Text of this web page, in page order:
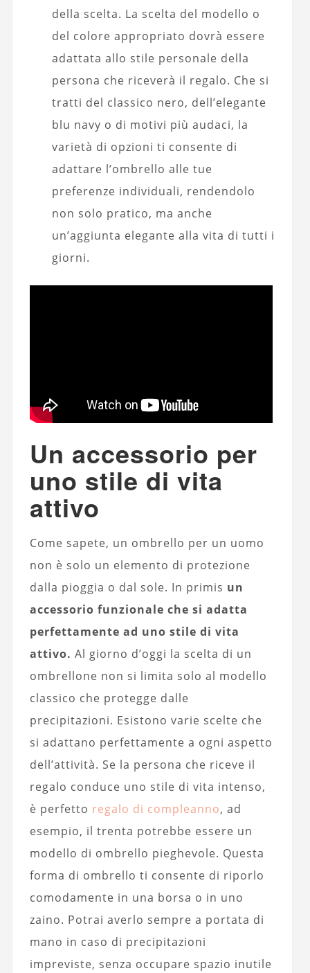
della scelta. La scelta del modello o
del colore appropriato dovrà essere
adattata allo stile personale della
persona che riceverà il regalo. Che si
tratti del classico nero, dell’elegante
blu navy o di motivi più audaci, la
varietà di opzioni ti consente di
adattare l’ombrello alle tue
preferenze individuali, rendendolo
non solo pratico, ma anche
un’aggiunta elegante alla vita di tutti i
giorni.
Un accessorio per
uno stile di vita
attivo
Come sapete, un ombrello per un uomo
non è solo un elemento di protezione
dalla pioggia o dal sole. In primis un
accessorio funzionale che si adatta
perfettamente ad uno stile di vita
attivo. Al giorno d’oggi la scelta di un
ombrellone non si limita solo al modello
classico che protegge dalle
precipitazioni. Esistono varie scelte che
si adattano perfettamente a ogni aspetto
dell’attività. Se la persona che riceve il
regalo conduce uno stile di vita intenso,
è perfetto regalo di compleanno, ad
esempio, il trenta potrebbe essere un
modello di ombrello pieghevole. Questa
forma di ombrello ti consente di riporlo
comodamente in una borsa o in uno
zaino. Potrai averlo sempre a portata di
mano in caso di precipitazioni
impreviste, senza occupare spazio inutile